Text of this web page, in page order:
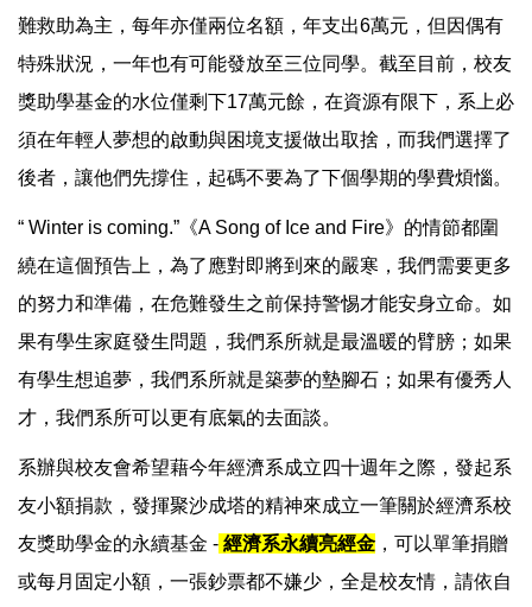
難救助為主，每年亦僅兩位名額，年支出6萬元，但因偶有
特殊狀況，一年也有可能發放至三位同學。截至目前，校友
獎助學基金的水位僅剩下17萬元餘，在資源有限下，系上必
須在年輕人夢想的啟動與困境支援做出取捨，而我們選擇了
後者，讓他們先撐住，起碼不要為了下個學期的學費煩惱。
“ Winter is coming.”《A Song of Ice and Fire》的情節都圍
繞在這個預告上，為了應對即將到來的嚴寒，我們需要更多
的努力和準備，在危難發生之前保持警惕才能安身立命。如
果有學生家庭發生問題，我們系所就是最溫暖的臂膀；如果
有學生想追夢，我們系所就是築夢的墊腳石；如果有優秀人
才，我們系所可以更有底氣的去面談。
系辦與校友會希望藉今年經濟系成立四十週年之際，發起系
友小額捐款，發揮聚沙成塔的精神來成立一筆關於經濟系校
友獎助學金的永續基金 - 經濟系永續亮經金 ，可以單筆捐贈
或每月固定小額，一張鈔票都不嫌少，全是校友情，請依自